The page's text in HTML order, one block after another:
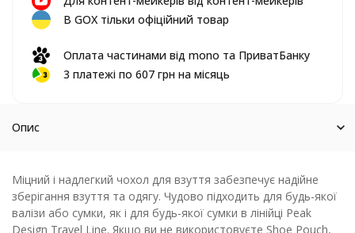
В GOX тільки офіційний товар
Оплата частинами від mono та ПриватБанку
3 платежі по 607 грн на місяць
Опис
Міцний і надлегкий чохол для взуття забезпечує надійне
зберігання взуття та одягу. Чудово підходить для будь-якої
валізи або сумки, як і для будь-якої сумки в лінійці Peak
Design Travel Line. Якщо ви не використовуєте Shoe Pouch,